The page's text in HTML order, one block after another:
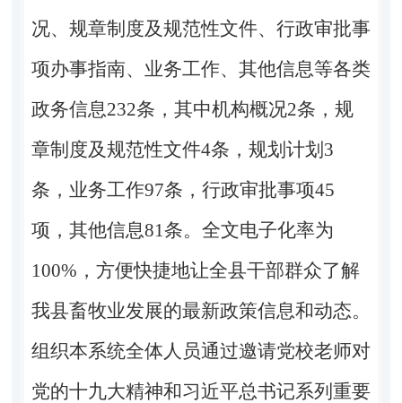
况、规章制度及规范性文件、行政审批事
项办事指南、业务工作、其他信息等各类
政务信息232条，其中机构概况2条，规
章制度及规范性文件4条，规划计划3
条，业务工作97条，行政审批事项45
项，其他信息81条。全文电子化率为
100%，方便快捷地让全县干部群众了解
我县畜牧业发展的最新政策信息和动态。
组织本系统全体人员通过邀请党校老师对
党的十九大精神和习近平总书记系列重要